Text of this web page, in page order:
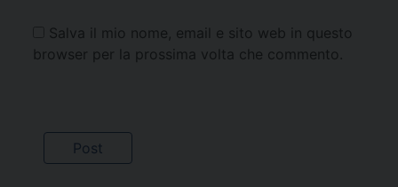
Salva il mio nome, email e sito web in questo
browser per la prossima volta che commento.